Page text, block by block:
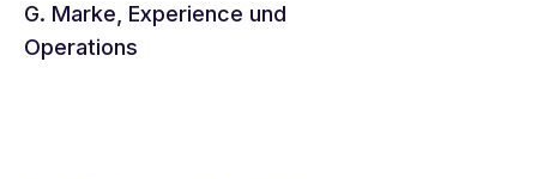
G. Marke, Experience und
Operations